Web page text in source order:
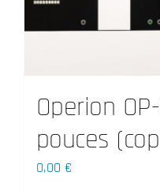
choisies
page
du
produit
Operion
pouces
0,00€